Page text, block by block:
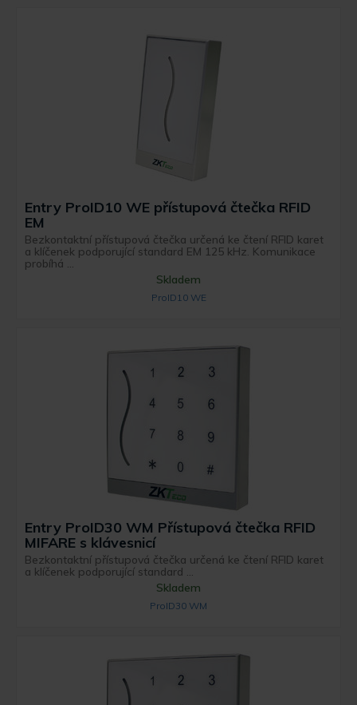
Entry ProID10 WE přístupová čtečka RFID
EM
Bezkontaktní přístupová čtečka určená ke čtení RFID karet
a klíčenek podporující standard EM 125 kHz. Komunikace
probíhá ...
Skladem
ProID10 WE
Entry ProID30 WM Přístupová čtečka RFID
MIFARE s klávesnicí
Bezkontaktní přístupová čtečka určená ke čtení RFID karet
a klíčenek podporující standard ...
Skladem
ProID30 WM